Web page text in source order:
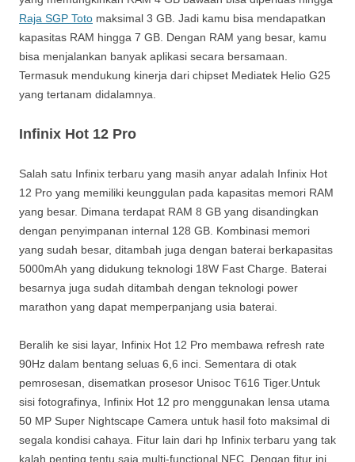
Raja SGP Toto maksimal 3 GB. Jadi kamu bisa mendapatkan
kapasitas RAM hingga 7 GB. Dengan RAM yang besar, kamu
bisa menjalankan banyak aplikasi secara bersamaan.
Termasuk mendukung kinerja dari chipset Mediatek Helio G25
yang tertanam didalamnya.
Infinix Hot 12 Pro
Salah satu Infinix terbaru yang masih anyar adalah Infinix Hot
12 Pro yang memiliki keunggulan pada kapasitas memori RAM
yang besar. Dimana terdapat RAM 8 GB yang disandingkan
dengan penyimpanan internal 128 GB. Kombinasi memori
yang sudah besar, ditambah juga dengan baterai berkapasitas
5000mAh yang didukung teknologi 18W Fast Charge. Baterai
besarnya juga sudah ditambah dengan teknologi power
marathon yang dapat memperpanjang usia baterai.
Beralih ke sisi layar, Infinix Hot 12 Pro membawa refresh rate
90Hz dalam bentang seluas 6,6 inci. Sementara di otak
pemrosesan, disematkan prosesor Unisoc T616 Tiger.Untuk
sisi fotografinya, Infinix Hot 12 pro menggunakan lensa utama
50 MP Super Nightscape Camera untuk hasil foto maksimal di
segala kondisi cahaya. Fitur lain dari hp Infinix terbaru yang tak
kalah penting tentu saja multi-functional NFC. Dengan fitur ini,